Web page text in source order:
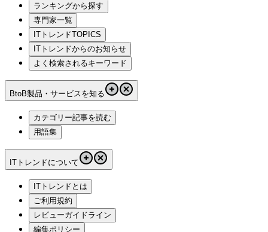
ランキングから探す
専門家一覧
ITトレンドTOPICS
ITトレンドからのお知らせ
よく検索されるキーワード
BtoB製品・サービスを知る
カテゴリー記事を読む
用語集
ITトレンドについて
ITトレンドとは
ご利用規約
レビューガイドライン
編集ポリシー